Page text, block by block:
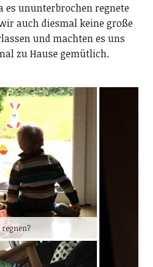
es ununterbrochen regnete
auch diesmal keine große
und machten es uns
zu Hause gemütlich.